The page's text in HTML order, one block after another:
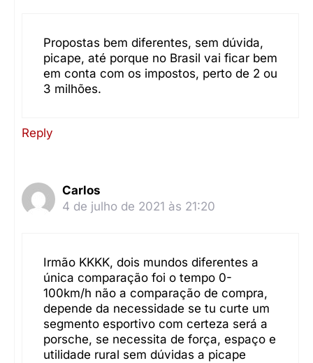
Propostas bem diferentes, sem dúvida,
picape, até porque no Brasil vai ficar bem
em conta com os impostos, perto de 2 ou
3 milhões.
Reply
Carlos
4 de julho de 2021 às 21:20
Irmão KKKK, dois mundos diferentes a
única comparação foi o tempo 0-
100km/h não a comparação de compra,
depende da necessidade se tu curte um
segmento esportivo com certeza será a
porsche, se necessita de força, espaço e
utilidade rural sem dúvidas a picape